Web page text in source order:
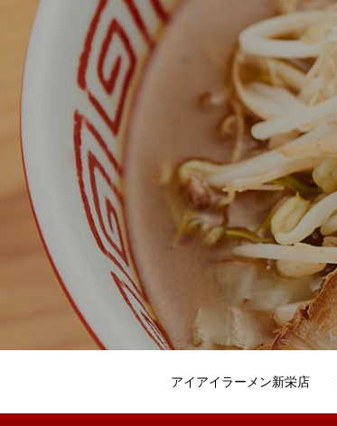
アイアイラーメン新栄店